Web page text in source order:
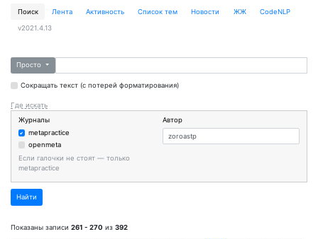
Поиск Лента Активность Cписок тем Новости ЖЖ CodeNLP
v2021.4.13
Просто
Сокращать текст (с потерей форматирования)
Где искать
Журналы
metapractice
openmeta
Если галочки не стоят — только
metapractice
Автор
Найти
Показаны записи 261 - 270 из 392